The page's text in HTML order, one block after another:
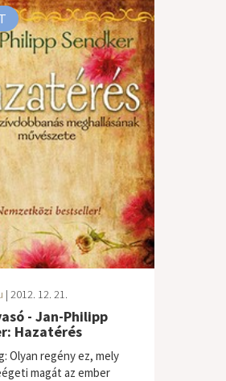
| 2012. 12. 21.
- Jan-Philipp
Hazatérés
Olyan regény ez, mely
magát az ember